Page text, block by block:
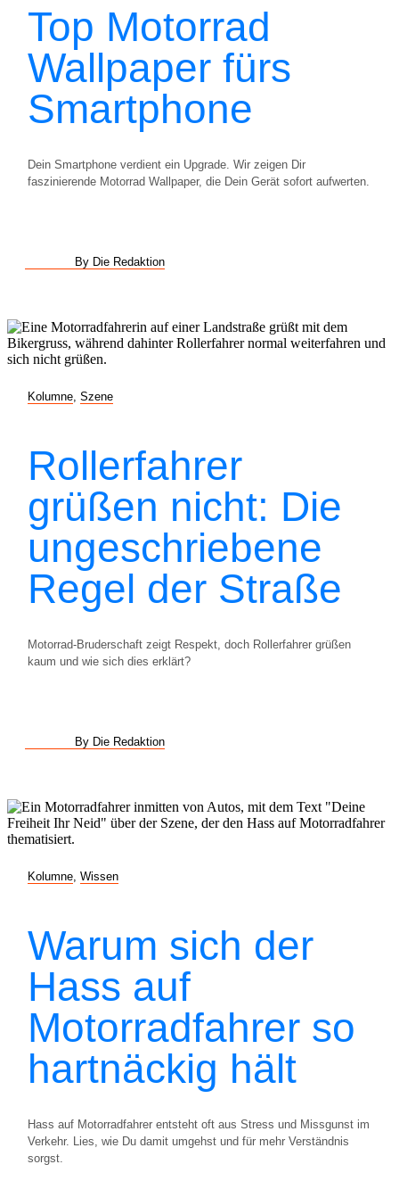
Top Motorrad
Wallpaper fürs
Smartphone
Dein Smartphone verdient ein Upgrade. Wir zeigen Dir
faszinierende Motorrad Wallpaper, die Dein Gerät sofort aufwerten.
By Die Redaktion
Kolumne Szene
Rollerfahrer
grüßen nicht: Die
ungeschriebene
Regel der Straße
Motorrad-Bruderschaft zeigt Respekt, doch Rollerfahrer grüßen
kaum und wie sich dies erklärt?
By Die Redaktion
Kolumne Wissen
Warum sich der
Hass auf
Motorradfahrer so
hartnäckig hält
Hass auf Motorradfahrer entsteht oft aus Stress und Missgunst im
Verkehr. Lies, wie Du damit umgehst und für mehr Verständnis
sorgst.